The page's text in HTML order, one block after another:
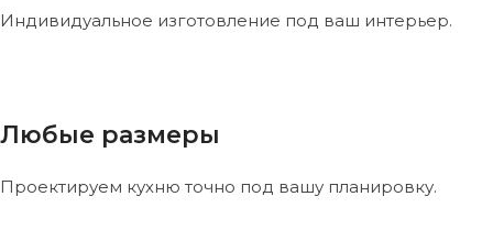
Индивидуальное изготовление под ваш интерьер.
Любые размеры
Проектируем кухню точно под вашу планировку.